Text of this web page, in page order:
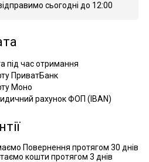
сьогодні до 12:00
під час отримання
ПриватБанк
Моно
рахунок ФОП (IBAN)
Повернення протягом 30 днів
кошти протягом 3 днів